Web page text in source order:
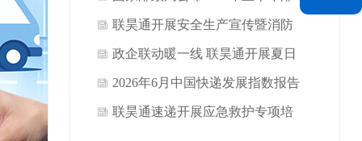
政行业运行情况
联昊通开展安全生产宣传暨消防
应急演练活动
政企联动暖一线 联昊通开展夏日
送清凉慰问活动
2026年6月中国快递发展指数报告
联昊通速递开展应急救护专项培